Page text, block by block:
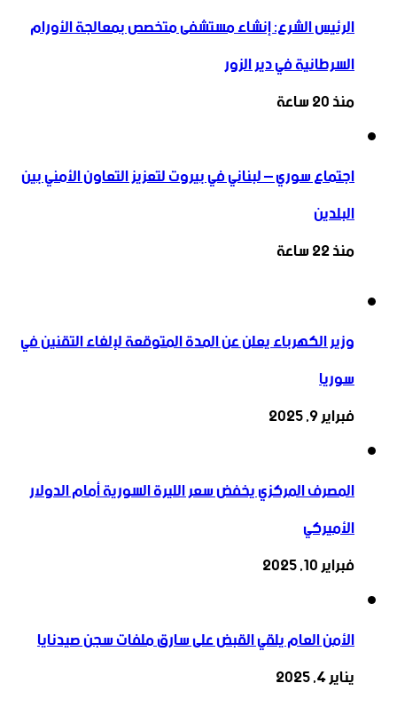
الرئيس الشرع: إنشاء ‌‏مستشفى متخصص بمعالجة الأورام
السرطانية في دير الزور
منذ 20 ساعة
اجتماع سوري – لبناني في بيروت لتعزيز التعاون ‏الأمني ‏بين
البلدين
منذ 22 ساعة
وزير الكهرباء يعلن عن المدة المتوقعة لإلغاء التقنين في
سوريا
فبراير 9, 2025
المصرف المركزي يخفض سعر الليرة السورية أمام الدولار
الأميركي
فبراير 10, 2025
الأمن العام يلقي القبض على سارق ملفات سجن صيدنايا
يناير 4, 2025